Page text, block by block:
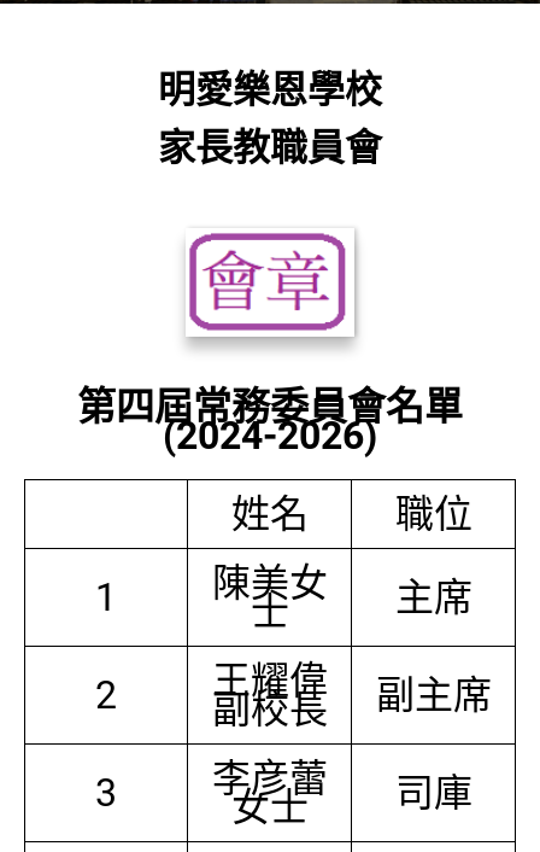
明愛樂恩學校
家長教職員會
第四屆常務委員會名單
(2024-2026)
姓名
職位
1
陳美女
士 主席
2 王耀偉
副校長 副主席
3 李彦蕾
女士 司庫